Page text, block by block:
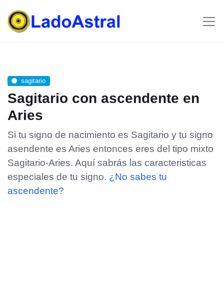
sagitario
Sagitario con ascendente en
Aries
Si tu signo de nacimiento es Sagitario y tu signo
asendente es Aries entonces eres del tipo mixto
Sagitario-Aries. Aquí sabrás las caracteristicas
especiales de tu signo. ¿No sabes tu
ascendente?